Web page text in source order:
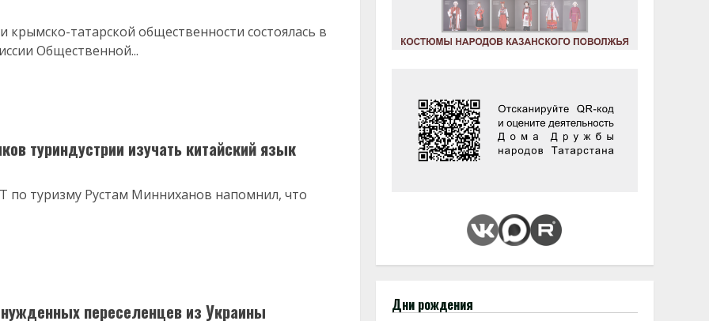
крымско-татарской общественности состоялась в
Общественной...
туриндустрии изучать китайский язык
по туризму Рустам Минниханов напомнил, что
переселенцев из Украины Дни рождения